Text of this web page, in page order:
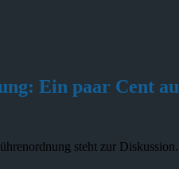
Ein paar Cent
steht zur